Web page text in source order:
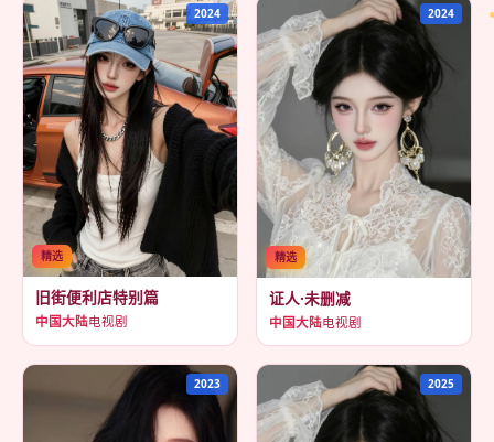
精选
2024
旧街便利店特别篇
中国大陆电视剧
精选
2024
证人·未删减
中国大陆电视剧
2023 2025